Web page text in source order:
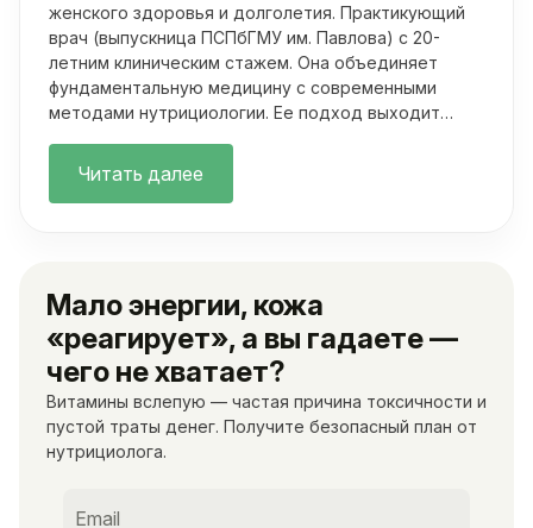
женского здоровья и долголетия. Практикующий
врач (выпускница ПСПбГМУ им. Павлова) с 20-
летним клиническим стажем. Она объединяет
фундаментальную медицину с современными
методами нутрициологии. Ее подход выходит
Читать далее
Мало энергии, кожа
«реагирует», а вы гадаете —
чего не хватает?
Витамины вслепую — частая причина токсичности и
пустой траты денег. Получите безопасный план от
нутрициолога.